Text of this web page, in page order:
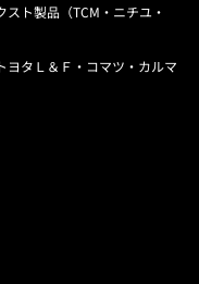
ト製品（TCM・ニチユ・
ヨタＬ＆Ｆ・コマツ・カルマ